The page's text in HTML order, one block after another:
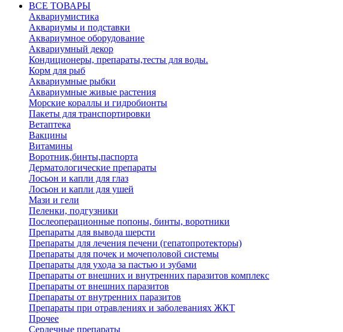
ВСЕ ТОВАРЫ
Аквариумистика
Аквариумы и подставки
Аквариумное оборудование
Аквариумный декор
Кондиционеры, препараты,тесты для воды.
Корм для рыб
Аквариумные рыбки
Аквариумные живые растения
Морские кораллы и гидробионты
Пакеты для транспортировки
Ветаптека
Вакцины
Витамины
Воротник,бинты,паспорта
Дерматологические препараты
Лосьон и капли для глаз
Лосьон и капли для ушей
Мази и гели
Пеленки, подгузники
Послеоперационные попоны, бинты, воротники
Препараты для вывода шерсти
Препараты для лечения печени (гепатопротекторы)
Препараты для почек и мочеполовой системы
Препараты для ухода за пастью и зубами
Препараты от внешних и внутренних паразитов комплекс
Препараты от внешних паразитов
Препараты от внутренних паразитов
Препараты при отравлениях и заболеваниях ЖКТ
Прочее
Сердечные препараты